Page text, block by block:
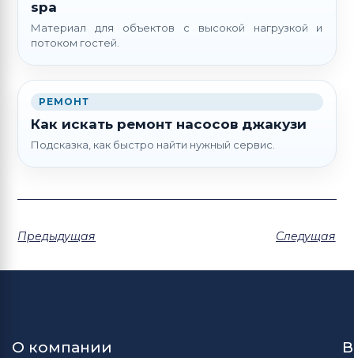
spa
Материал для объектов с высокой нагрузкой и
потоком гостей.
РЕМОНТ
Как искать ремонт насосов джакузи
Подсказка, как быстро найти нужный сервис.
Предыдущая Следущая
О компании